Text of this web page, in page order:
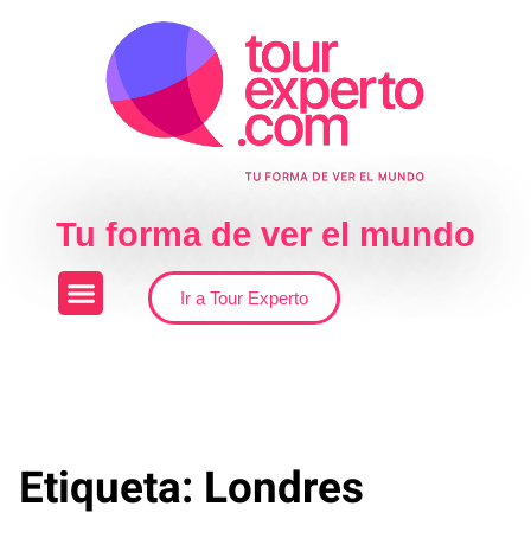
Tu forma de ver el mundo
Ir a Tour Experto
Etiqueta: Londres